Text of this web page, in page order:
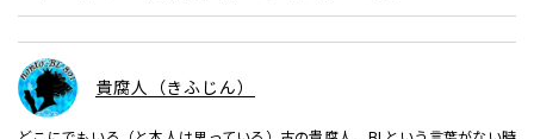
貴腐人（きふじん）